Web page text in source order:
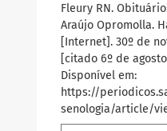
Fleury RN.
Araújo Opromolla.
[Internet]. 30º de
[citado 6º de
Disponível em:
https://
senologia/article/